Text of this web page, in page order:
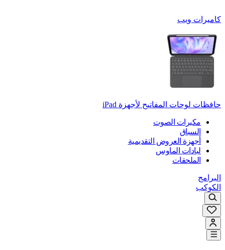
كاميرات ويب
حافظات لوحات المفاتيح لأجهزة ‏iPad
مكبرات الصوت
السباق
أجهزة العروض التقديمية
لبادات الماوس
الملحقات
البرامج
الكوكب